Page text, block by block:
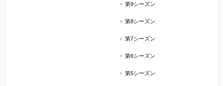
第9シーズン
第8シーズン
第7シーズン
第6シーズン
第5シーズン